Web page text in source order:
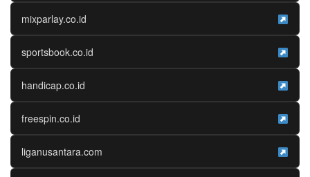
mixparlay.co.id
sportsbook.co.id
handicap.co.id
freespin.co.id
liganusantara.com